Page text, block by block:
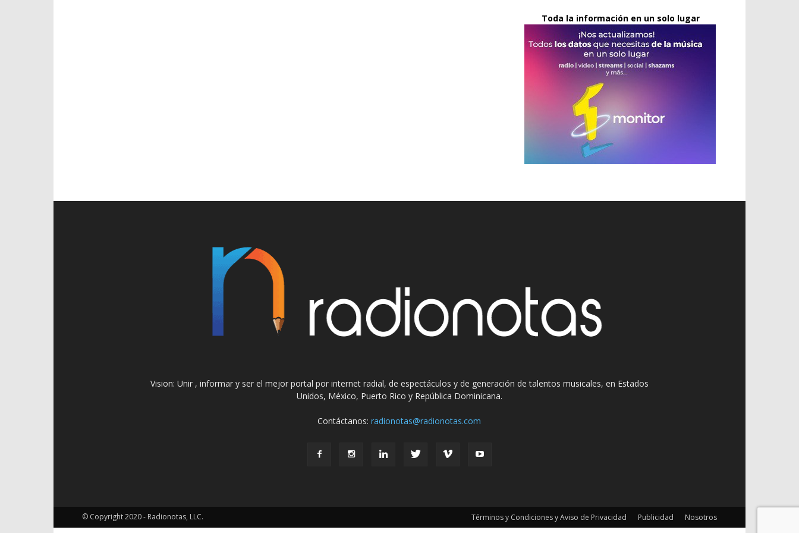
Toda la información en un solo lugar
Vision: Unir , informar y ser el mejor portal por internet radial, de espectáculos y de generación de talentos musicales, en Estados
Unidos, México, Puerto Rico y República Dominicana.
Contáctanos:radionotas@radionotas.com
Términos y Condiciones y Aviso de Privacidad Publicidad Nosotros
© Copyright 2020 - Radionotas, LLC.